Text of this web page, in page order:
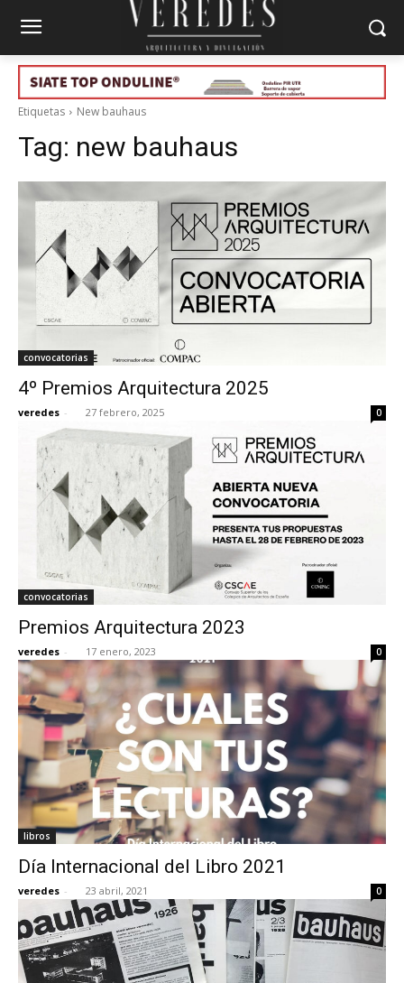
Etiquetas New bauhaus
Tag: new bauhaus
convocatorias
4º Premios Arquitectura 2025
veredes - 27 febrero, 2025 0
convocatorias
Premios Arquitectura 2023
veredes - 17 enero, 2023 0
libros
Día Internacional del Libro 2021
veredes - 23 abril, 2021 0